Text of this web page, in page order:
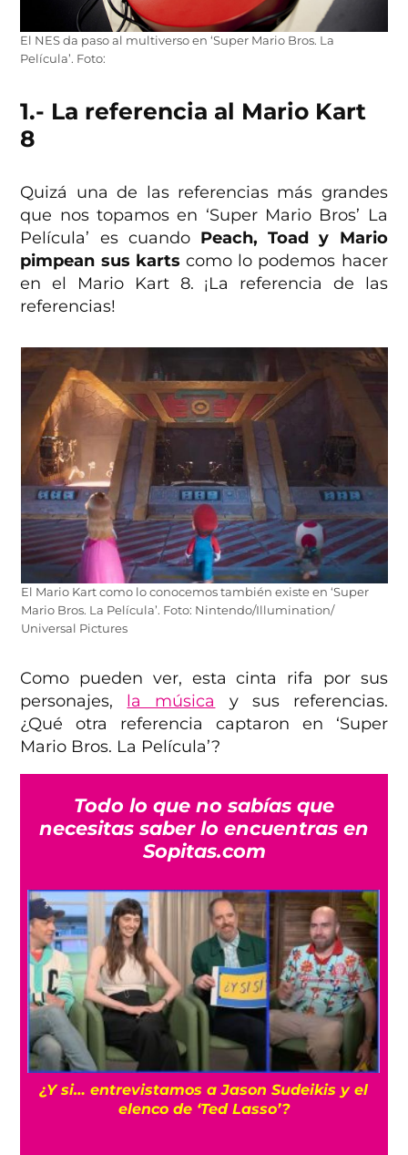
El NES da paso al multiverso en ‘Super Mario Bros. La
Película’. Foto:
1.- La referencia al Mario Kart
8
Quizá una de las referencias más grandes
que nos topamos en ‘Super Mario Bros’ La
Película’ es cuando Peach, Toad y Mario
pimpean sus karts como lo podemos hacer
en el Mario Kart 8. ¡La referencia de las
referencias!
El Mario Kart como lo conocemos también existe en ‘Super
Mario Bros. La Película’. Foto: Nintendo/Illumination/
Universal Pictures
Como pueden ver, esta cinta rifa por sus
personajes, la música
y sus referencias.
¿Qué otra referencia captaron en ‘Super
Mario Bros. La Película’?
Todo lo que no sabías que
necesitas saber lo encuentras en
Sopitas.com
Cíclope: Kit Connor sería el elegido para los
‘X-Men’ en el MCU con Samara Weaving